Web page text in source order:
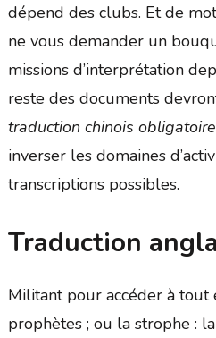
dépend des clubs. Et de
ne vous demander un
missions d’interprétation
reste des documents
traduction chinois
inverser les domaines
transcriptions possibles.
Traduction
Militant pour accéder à tout
prophètes ; ou la strophe :